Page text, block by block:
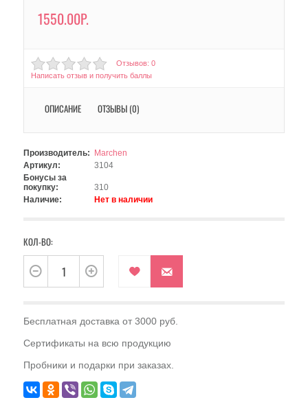
1550.00Р.
Отзывов: 0
Написать отзыв и получить баллы
ОПИСАНИЕ ОТЗЫВЫ (0)
Производитель:
Marchen
Артикул:
3104
Бонусы за
покупку:
310
Наличие:
Нет в наличии
КОЛ-ВО:
Бесплатная доставка от 3000 руб.
Сертификаты на всю продукцию
Пробники и подарки при заказах.